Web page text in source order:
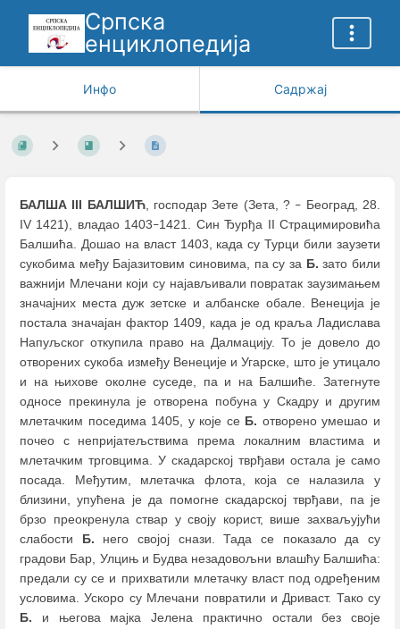
Српска
енциклопедија
Инфо Садржај
БАЛША III БАЛШИЋ, господар Зете (Зета, ? – Београд, 28.
IV 1421), владао 1403–1421. Син Ђурђа II Страцимировића
Балшића. Дошао на власт 1403, када су Турци били заузети
сукобима међу Бајазитовим синовима, па су за Б. зато били
важнији Млечани који су најављивали повратак заузимањем
значајних места дуж зетске и албанске обале. Венеција је
постала значајан фактор 1409, када је од краља Ладислава
Напуљског откупила право на Далмацију. То је довело до
отворених сукоба између Венеције и Угарске, што је утицало
и на њихове околне суседе, па и на Балшиће. Затегнуте
односе прекинула је отворена побуна у Скадру и другим
млетачким поседима 1405, у које се Б. отворено умешао и
почео с непријатељствима према локалним властима и
млетачким трговцима. У скадарској тврђави остала је само
посада. Међутим, млетачка флота, која се налазила у
близини, упућена је да помогне скадарској тврђави, па je
брзо преокренула ствар у своју корист, више захваљујући
слабости Б. него својој снази. Тада се показало да су
градови Бар, Улцињ и Будва незадовољни влашћу Балшића:
предали су се и прихватили млетачку власт под одређеним
условима. Ускоро су Млечани повратили и Дриваст. Тако су
Б. и његова мајка Јелена практично остали без своје